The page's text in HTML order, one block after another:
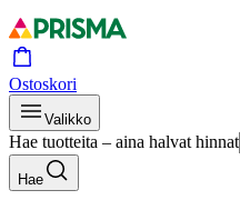
Ostoskori
Valikko
Hae tuotteita – aina halvat hinnat
Hae